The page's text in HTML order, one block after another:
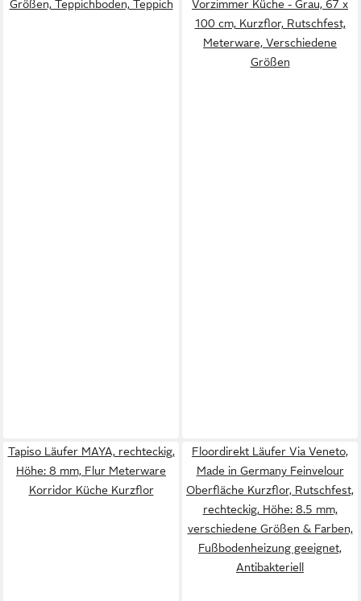
Größen, Teppichboden, Teppich
Vorzimmer Küche - Grau, 67 x
100 cm, Kurzflor, Rutschfest,
Meterware, Verschiedene
Größen
Tapiso Läufer MAYA, rechteckig,
Höhe: 8 mm, Flur Meterware
Korridor Küche Kurzflor
Floordirekt Läufer Via Veneto,
Made in Germany Feinvelour
Oberfläche Kurzflor, Rutschfest,
rechteckig, Höhe: 8.5 mm,
verschiedene Größen & Farben,
Fußbodenheizung geeignet,
Antibakteriell